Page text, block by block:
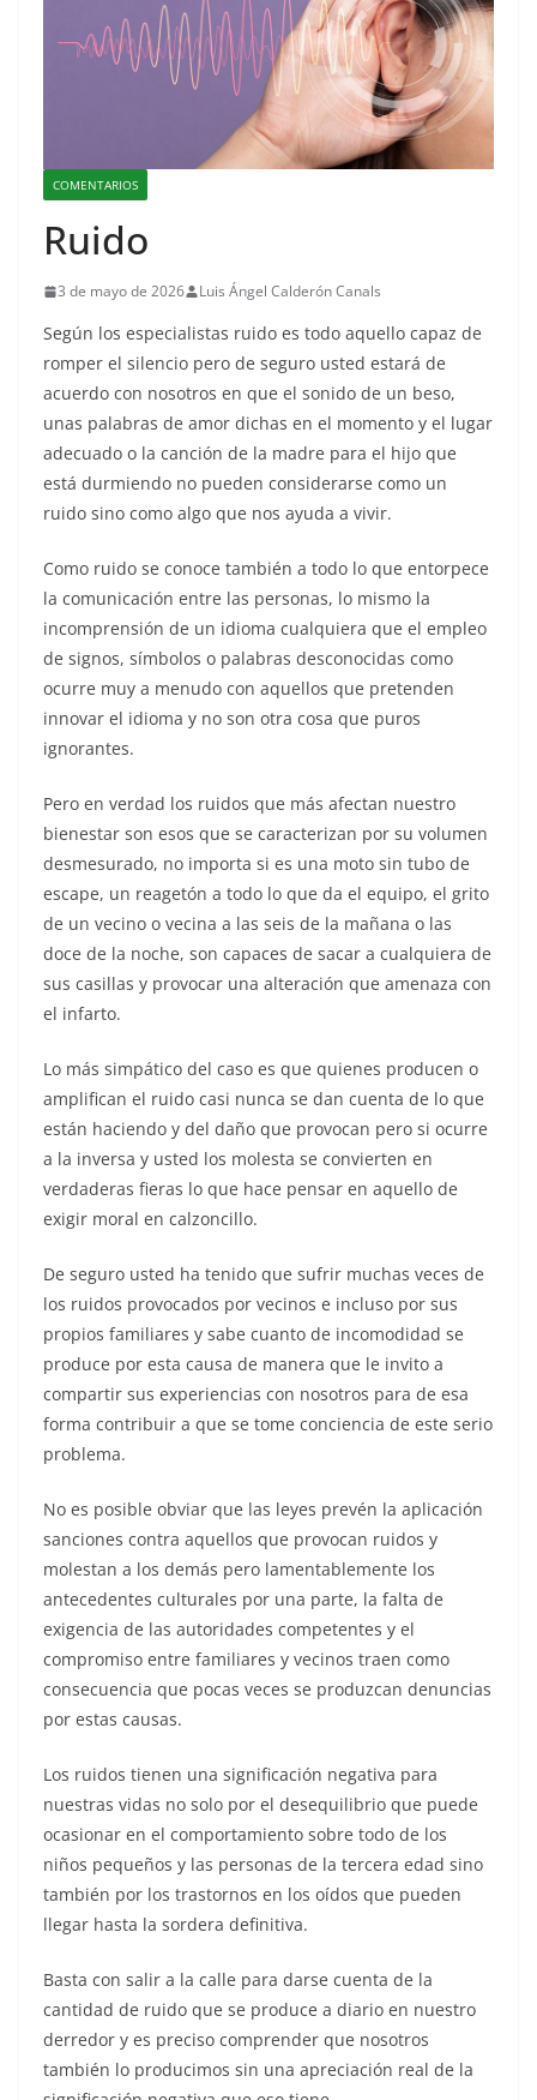
COMENTARIOS
Ruido
3 de mayo de 2026 Luis Ángel Calderón Canals
Según los especialistas ruido es todo aquello capaz de
romper el silencio pero de seguro usted estará de
acuerdo con nosotros en que el sonido de un beso,
unas palabras de amor dichas en el momento y el lugar
adecuado o la canción de la madre para el hijo que
está durmiendo no pueden considerarse como un
ruido sino como algo que nos ayuda a vivir.
Como ruido se conoce también a todo lo que entorpece
la comunicación entre las personas, lo mismo la
incomprensión de un idioma cualquiera que el empleo
de signos, símbolos o palabras desconocidas como
ocurre muy a menudo con aquellos que pretenden
innovar el idioma y no son otra cosa que puros
ignorantes.
Pero en verdad los ruidos que más afectan nuestro
bienestar son esos que se caracterizan por su volumen
desmesurado, no importa si es una moto sin tubo de
escape, un reagetón a todo lo que da el equipo, el grito
de un vecino o vecina a las seis de la mañana o las
doce de la noche, son capaces de sacar a cualquiera de
sus casillas y provocar una alteración que amenaza con
el infarto.
Lo más simpático del caso es que quienes producen o
amplifican el ruido casi nunca se dan cuenta de lo que
están haciendo y del daño que provocan pero si ocurre
a la inversa y usted los molesta se convierten en
verdaderas fieras lo que hace pensar en aquello de
exigir moral en calzoncillo.
De seguro usted ha tenido que sufrir muchas veces de
los ruidos provocados por vecinos e incluso por sus
propios familiares y sabe cuanto de incomodidad se
produce por esta causa de manera que le invito a
compartir sus experiencias con nosotros para de esa
forma contribuir a que se tome conciencia de este serio
problema.
No es posible obviar que las leyes prevén la aplicación
sanciones contra aquellos que provocan ruidos y
molestan a los demás pero lamentablemente los
antecedentes culturales por una parte, la falta de
exigencia de las autoridades competentes y el
compromiso entre familiares y vecinos traen como
consecuencia que pocas veces se produzcan denuncias
por estas causas.
Los ruidos tienen una significación negativa para
nuestras vidas no solo por el desequilibrio que puede
ocasionar en el comportamiento sobre todo de los
niños pequeños y las personas de la tercera edad sino
también por los trastornos en los oídos que pueden
llegar hasta la sordera definitiva.
Basta con salir a la calle para darse cuenta de la
cantidad de ruido que se produce a diario en nuestro
derredor y es preciso comprender que nosotros
también lo producimos sin una apreciación real de la